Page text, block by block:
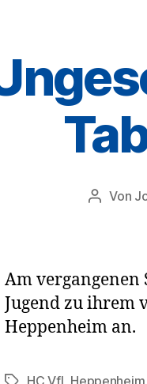
Von
Am vergangenen
Jugend zu ihrem
Heppenheim an.
HC VfL Heppenheim